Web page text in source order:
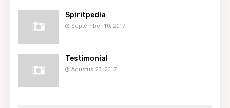
Spiritpedia
September 10, 2017
Testimonial
Agustus 23, 2017